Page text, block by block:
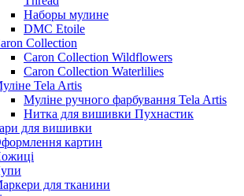
Наборы мулине
DMC Etoile
Collection
Caron Collection Wildflowers
Caron Collection Waterlilies
Tela Artis
Муліне ручного фарбування Tela Artis
Нитка для вишивки Пухнастик
для вишивки
картин
для тканини